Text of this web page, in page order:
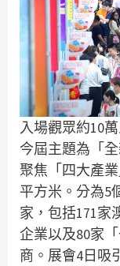
入場觀眾約10
今屆主題為「
聚焦「四大產
平方米。分為5
家，包括171家
企業以及80家
商。展會4日吸